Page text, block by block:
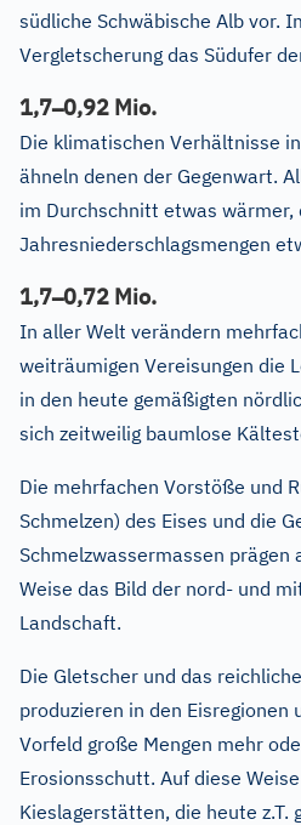
südliche Schwäbische Alb vor.
Vergletscherung das Südufer
1,7–0,92 Mio.
Die klimatischen Verhältnisse
ähneln denen der Gegenwart.
im Durchschnitt etwas wärmer,
Jahresniederschlagsmengen
1,7–0,72 Mio.
In aller Welt verändern
weiträumigen Vereisungen die
in den heute gemäßigten
sich zeitweilig baumlose
Die mehrfachen Vorstöße und
Schmelzen) des Eises und die
Schmelzwassermassen prägen
Weise das Bild der nord- und
Landschaft.
Die Gletscher und das
produzieren in den Eisregionen
Vorfeld große Mengen mehr
Erosionsschutt. Auf diese
Kieslagerstätten, die heute